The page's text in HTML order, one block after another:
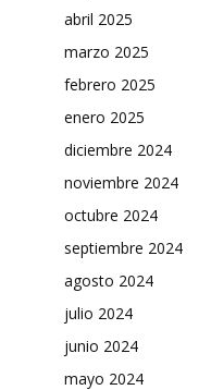
abril 2025
marzo 2025
febrero 2025
enero 2025
diciembre 2024
noviembre 2024
octubre 2024
septiembre 2024
agosto 2024
julio 2024
junio 2024
mayo 2024